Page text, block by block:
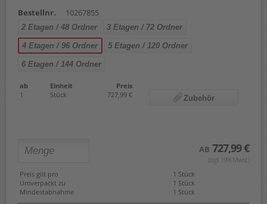
Bestellnr.
10267855
2 Etagen / 48 Ordner 3 Etagen / 72 Ordner
4 Etagen / 96 Ordner 5 Etagen / 120 Ordner
6 Etagen / 144 Ordner
ab Einheit
Preis
1
Stück 727,99 € Zubehör
AB 727,99 €
(zzgl. 19% Mwst.)
Preis gilt pro
1 Stück
Umverpackt zu
1 Stück
Mindestabnahme
1 Stück